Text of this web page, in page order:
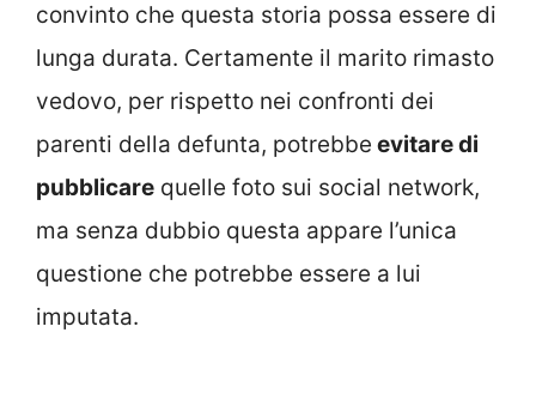
convinto che questa storia possa essere di
lunga durata. Certamente il marito rimasto
vedovo, per rispetto nei confronti dei
parenti della defunta, potrebbe evitare di
pubblicare quelle foto sui social network,
ma senza dubbio questa appare l’unica
questione che potrebbe essere a lui
imputata.